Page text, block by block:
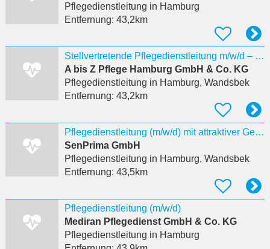
Pflegedienstleitung in Hamburg
Entfernung: 43,2km
Stellvertretende Pflegedienstleitung m/w/d – Hamburg Wandsbek
A bis Z Pflege Hamburg GmbH & Co. KG
Pflegedienstleitung in Hamburg, Wandsbek
Entfernung: 43,2km
Pflegedienstleitung (m/w/d) mit attraktiver Gewinnbeteiligung ambulanter Pflegedienst in Hamburg
SenPrima GmbH
Pflegedienstleitung in Hamburg, Wandsbek
Entfernung: 43,5km
Pflegedienstleitung (m/w/d)
Mediran Pflegedienst GmbH & Co. KG
Pflegedienstleitung in Hamburg